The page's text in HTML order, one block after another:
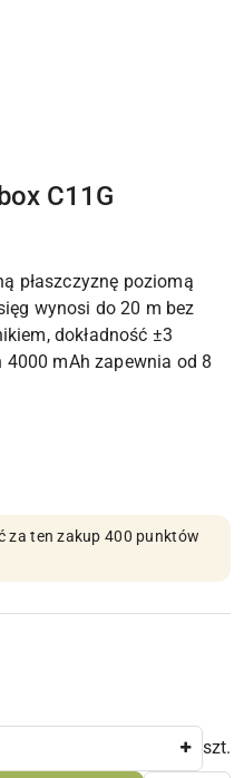
C11G
płaszczyznę poziomą
wynosi do 20 m bez
dokładność ±3
mAh zapewnia od 8
za ten zakup 400 punktów
szt.